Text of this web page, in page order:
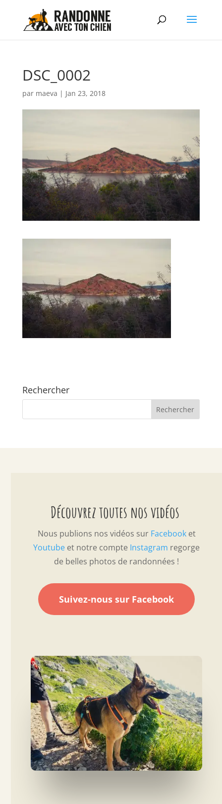
DSC_0002
par maeva | Jan 23, 2018
Rechercher
Découvrez toutes nos vidéos
Nous publions nos vidéos sur Facebooket
Youtube et notre compte Instagram regorge
de belles photos de randonnées !
Suivez-nous sur Facebook